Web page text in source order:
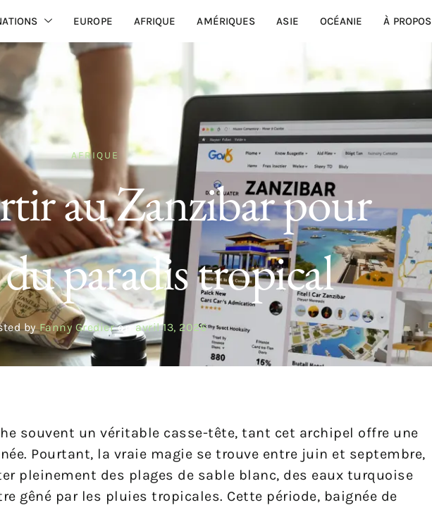
EUROPE AFRIQUE AMÉRIQUES ASIE OCÉANIE À PROPOS
AFRIQUE
au Zanzibar pour
paradis tropical
by Fanny Gredier on avril 13, 2026
souvent un véritable casse-tête, tant cet archipel offre une
Pourtant, la vraie magie se trouve entre juin et septembre,
pleinement des plages de sable blanc, des eaux turquoise
gêné par les pluies tropicales. Cette période, baignée de